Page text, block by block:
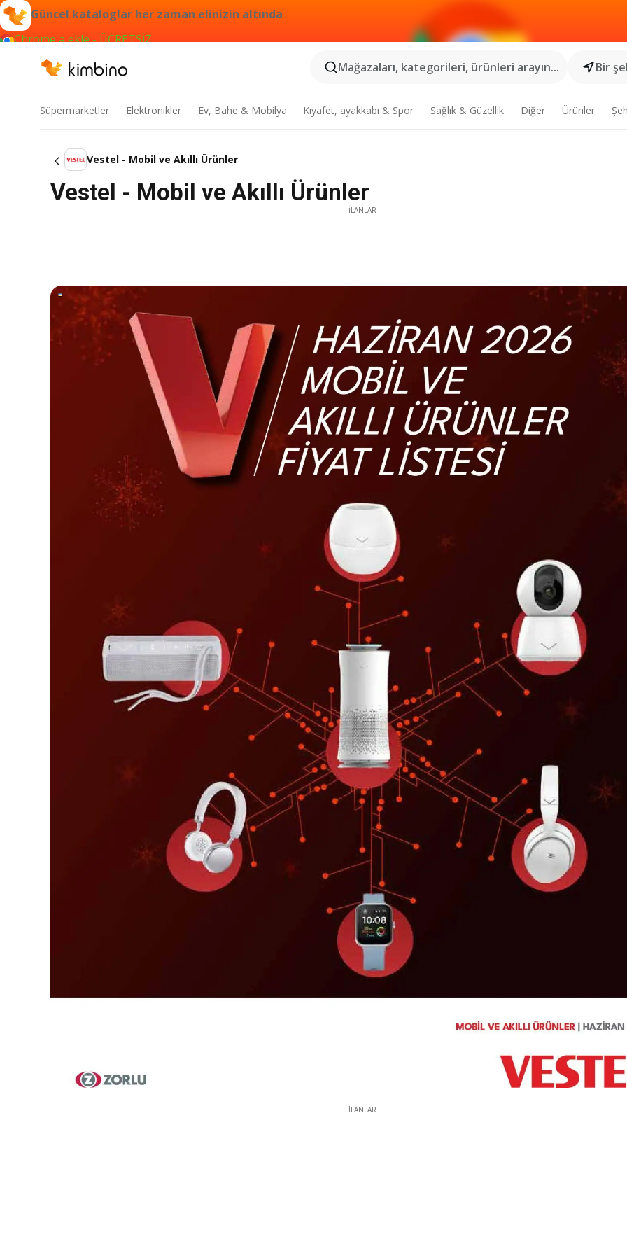
Güncel kataloglar her zaman elinizin altında
Chrome'a ekle - ÜCRETSİZ
Mağazaları, kategorileri, ürünleri arayın...
Bir
Süpermarketler Elektronikler Ev, Bahe & Mobilya Kıyafet, ayakkabı & Spor Sağlık & Güzellik Diğer Ürünler
Vestel - Mobil ve Akıllı Ürünler
Vestel - Mobil ve Akıllı Ürünler
İLANLAR
İLANLAR